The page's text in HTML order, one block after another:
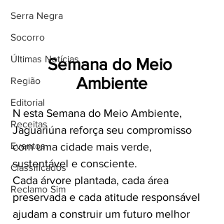
Serra Negra
Socorro
Últimas Notícias
Região
Editorial
Receitas
Eventos
Classificados
Reclamo Sim
Semana do Meio
Ambiente
N esta Semana do Meio Ambiente,
Jaguariúna reforça seu compromisso
com uma cidade mais verde,
sustentável e consciente.
Cada árvore plantada, cada área
preservada e cada atitude responsável
ajudam a construir um futuro melhor